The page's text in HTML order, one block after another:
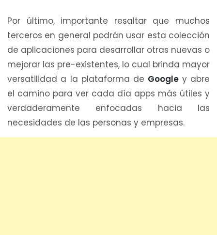
Por último, importante resaltar que muchos
terceros en general podrán usar esta colección
de aplicaciones para desarrollar otras nuevas o
mejorar las pre-existentes, lo cual brinda mayor
versatilidad a la plataforma de Google y abre
el camino para ver cada día apps más útiles y
verdaderamente enfocadas hacia las
necesidades de las personas y empresas.